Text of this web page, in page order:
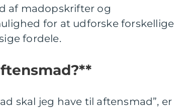
af madopskrifter og
for at udforske forskellige
fordele.
skal jeg have til aftensmad”, er